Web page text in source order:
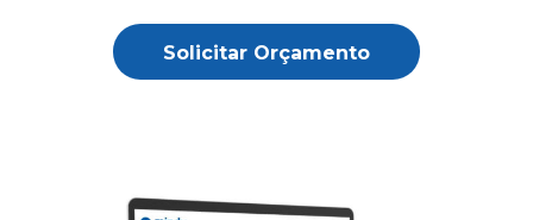
Solicitar Orçamento